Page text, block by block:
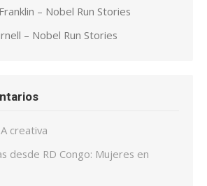
– Nobel Run Stories
– Nobel Run Stories
creativa
desde RD Congo: Mujeres en